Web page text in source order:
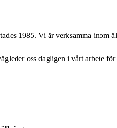
1985. Vi är verksamma inom
oss dagligen i vårt arbete